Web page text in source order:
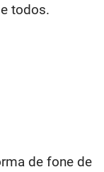
todos.
de fone de